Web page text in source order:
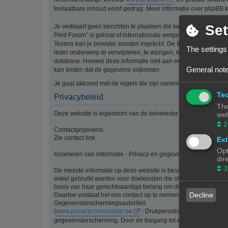
toelaatbare inhoud en/of gedrag. Meer informatie over phpBB
Je verklaart geen berichten te plaatsen die kwetsend,
Print Forum” is gehost of internationale wetgeving kunnen
Tevens kan je provider worden ingelicht. De IP-adressen van
ieder onderwerp te verwijderen, te wijzigen, te sluiten of te
database. Hoewel deze informatie niet aan een derde partij
kan leiden dat de gegevens vrijkomen.
Je gaat akkoord met de regels die zijn samengesteld door de
Privacybeleid
Deze website is eigendom van de beheerder van
Contactgegevens:
Zie contact link
Inzamelen van informatie - Privacy en gegevensbescherming
De meeste informatie op deze website is beschikbaar zonder
enkel gebruikt worden voor doeleinden die strikt aansluiten
basis van haar gerechtvaardigd belang om diensten te
Daartoe volstaat het ons contact op te nemen via de contact
Gegevensbeschermingsautoriteit
(www.privacycommission.be
- Drukpersstraat 35 te 1000
gegevensbescherming. Door de toegang tot en het gebruik
The
General
2
3
Decline